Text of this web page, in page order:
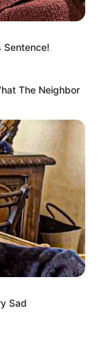
Sentence!
The Neighbor
Sad